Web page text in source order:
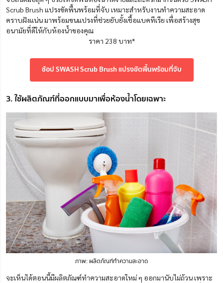
Scrub Brush แปรงขัดพื้นพร้อมที่จับ เหมาะสำหรับงานทำความสะอาด
คราบฝังแน่น มาพร้อมขนแปรงที่ช่วยยับยั้งเชื้อแบคทีเรีย เพื่อสร้างสุข
อนามัยที่ดีให้กับห้องน้ำของคุณ
ราคา 238 บาท*
ช้อป SWASH Scrub Brush แปรงขัดพื้นพร้อมที่จับ
3. ใช้ผลิตภัณฑ์ที่ออกแบบมาเพื่อห้องน้ำโดยเฉพาะ
ภาพ: ผลิตภัณฑ์ทำความสะอาด
จะเห็นได้ตอนนี้มีผลิตภัณฑ์ทำความสะอาดใหม่ ๆ ออกมานับไม่ถ้วน เพราะ